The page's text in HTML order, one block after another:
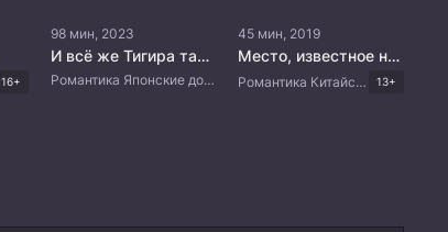
16+
98 мин, 2023
И всё же Тигира такой милый
Романтика Японские дорамы
45 мин, 2019
Место, известное нам одним
Романтика Китайские дорамы 13+